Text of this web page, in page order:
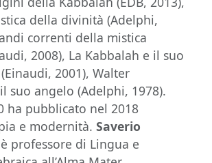
della divinità (Adelphi,
correnti della mistica
2008), La Kabbalah e il suo
2001), Walter
suo angelo (Adelphi, 1978).
ha pubblicato nel 2018
e modernità. Saverio
è professore di Lingua e